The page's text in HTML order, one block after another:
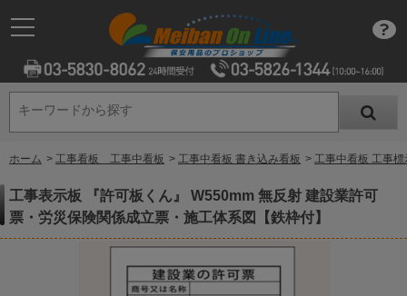
キーワードから探す
キーワードから探す
ホーム > 工事看板 工事中看板 > 工事中看板 書き込み看板 > 工事中看板 工事標
工事表示板 『許可板くん』 W550mm 無反射 建設業許可
票・労災保険関係成立票・施工体系図【鉄枠付】